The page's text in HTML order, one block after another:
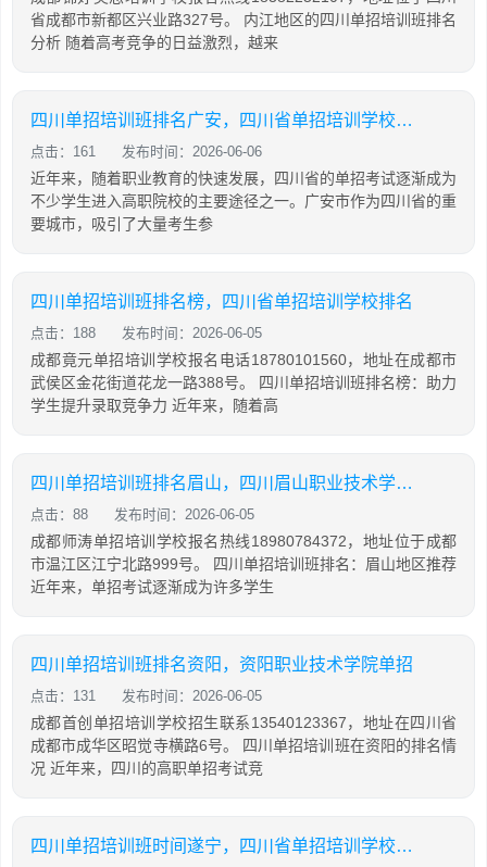
省成都市新都区兴业路327号。 内江地区的四川单招培训班排名
分析 随着高考竞争的日益激烈，越来
四川单招培训班排名广安，四川省单招培训学校排名
点击：161 发布时间：2026-06-06
近年来，随着职业教育的快速发展，四川省的单招考试逐渐成为
不少学生进入高职院校的主要途径之一。广安市作为四川省的重
要城市，吸引了大量考生参
四川单招培训班排名榜，四川省单招培训学校排名
点击：188 发布时间：2026-06-05
成都竟元单招培训学校报名电话18780101560，地址在成都市
武侯区金花街道花龙一路388号。 四川单招培训班排名榜：助力
学生提升录取竞争力 近年来，随着高
四川单招培训班排名眉山，四川眉山职业技术学院单招
点击：88 发布时间：2026-06-05
成都师涛单招培训学校报名热线18980784372，地址位于成都
市温江区江宁北路999号。 四川单招培训班排名：眉山地区推荐
近年来，单招考试逐渐成为许多学生
四川单招培训班排名资阳，资阳职业技术学院单招
点击：131 发布时间：2026-06-05
成都首创单招培训学校招生联系13540123367，地址在四川省
成都市成华区昭觉寺横路6号。 四川单招培训班在资阳的排名情
况 近年来，四川的高职单招考试竞
四川单招培训班时间遂宁，四川省单招培训学校排名